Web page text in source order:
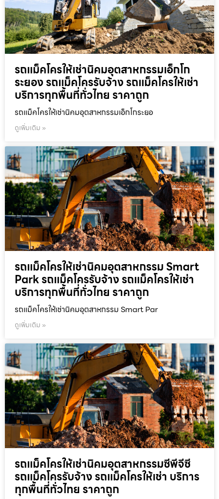
รถแม็คโครให้เช่านิคมอุตสาหกรรมเอ็กโก
ระยอง รถแม็คโครรับจ้าง รถแม็คโครให้เช่า
บริการทุกพื้นที่ทั่วไทย ราคาถูก
รถแม็คโครให้เช่านิคมอุตสาหกรรมเอ็กโกระยอ
ดูเพิ่มเติม »
รถแม็คโครให้เช่านิคมอุตสาหกรรม Smart
Park รถแม็คโครรับจ้าง รถแม็คโครให้เช่า
บริการทุกพื้นที่ทั่วไทย ราคาถูก
รถแม็คโครให้เช่านิคมอุตสาหกรรม Smart Par
ดูเพิ่มเติม »
รถแม็คโครให้เช่านิคมอุตสาหกรรมซีพีจีซี
รถแม็คโครรับจ้าง รถแม็คโครให้เช่า บริการ
ทุกพื้นที่ทั่วไทย ราคาถูก